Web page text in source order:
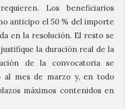
Los beneficiarios
anticipo el 50 % del importe
en la resolución. El resto se
la duración real de la
de la convocatoria se
al mes de marzo y, en todo
máximos contenidos en